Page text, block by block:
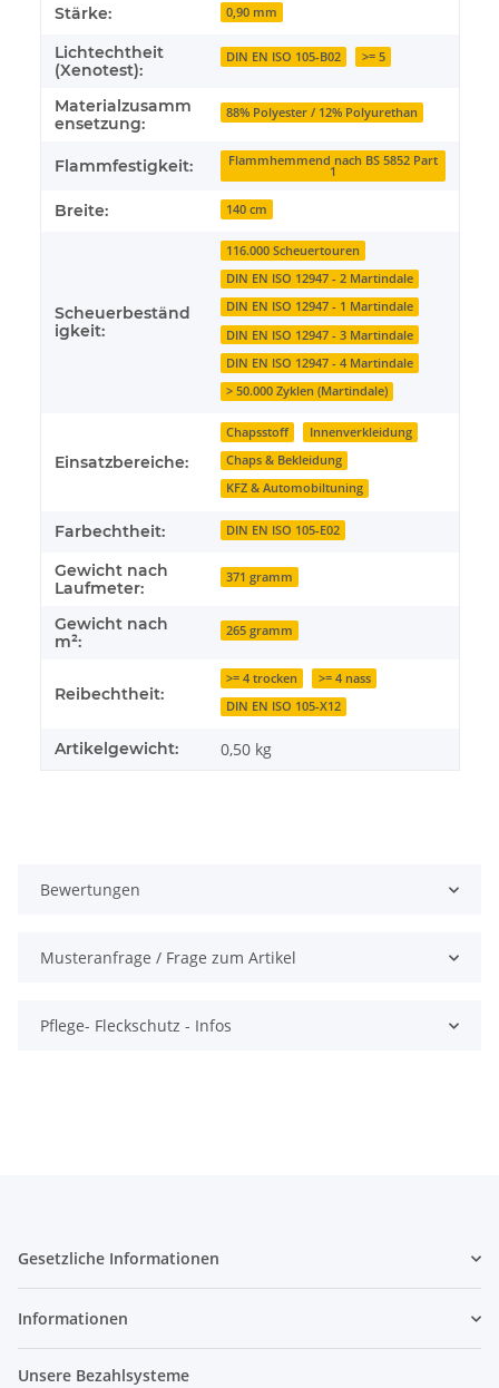
Produkteigenschaft
Wert
Stärke: 0,90 mm
Lichtechtheit
(Xenotest):
DIN EN ISO 105-B02 >= 5
Materialzusamm
ensetzung:
88% Polyester / 12% Polyurethan
Flammfestigkeit: Flammhemmend nach BS 5852 Part
1
Breite: 140 cm
Scheuerbeständ
igkeit:
116.000 Scheuertouren
DIN EN ISO 12947 - 2 Martindale
DIN EN ISO 12947 - 1 Martindale
DIN EN ISO 12947 - 3 Martindale
DIN EN ISO 12947 - 4 Martindale
> 50.000 Zyklen (Martindale)
Einsatzbereiche:
Chapsstoff
Innenverkleidung
Chaps & Bekleidung
KFZ & Automobiltuning
Farbechtheit: DIN EN ISO 105-E02
Gewicht nach
Laufmeter:
371 gramm
Gewicht nach
m²:
265 gramm
Reibechtheit:
>= 4 trocken
>= 4 nass
DIN EN ISO 105-X12
Artikelgewicht: 0,50 kg
Bewertungen
Musteranfrage / Frage zum Artikel
Pflege- Fleckschutz - Infos
Gesetzliche Informationen
Informationen
Unsere Bezahlsysteme